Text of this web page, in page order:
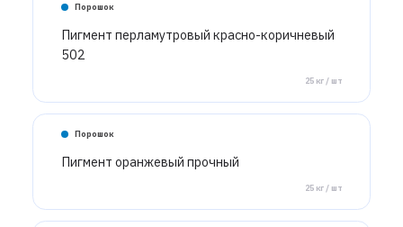
Порошок
Пигмент перламутровый красно-коричневый
502
25 кг / шт
Порошок
Пигмент оранжевый прочный
25 кг / шт